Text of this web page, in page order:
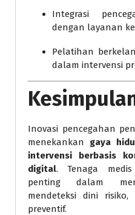
Integrasi
dengan layanan
Pelatihan
dalam intervensi
Inovasi pencegahan
menekankan gaya
intervensi berbasis
digital. Tenaga
penting dalam
mendeteksi dini
preventif.